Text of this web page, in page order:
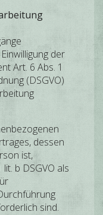
der
Art. 6 Abs. 1
(DSGVO)
dessen
ist,
b DSGVO als
sind.